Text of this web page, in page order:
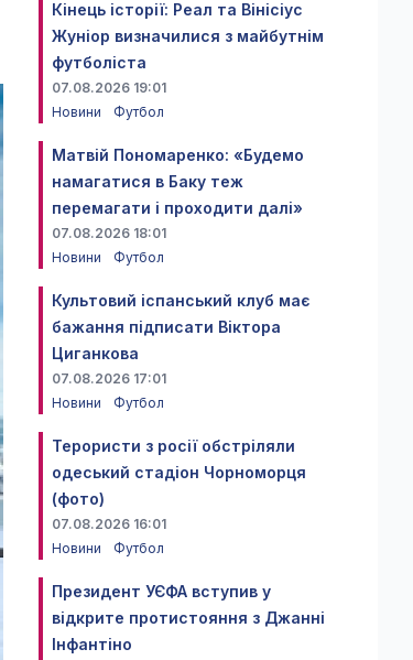
Кінець історії: Реал та Вінісіус
Жуніор визначилися з майбутнім
футболіста
07.08.2026 19:01
Новини
Футбол
Матвій Пономаренко: «Будемо
намагатися в Баку теж
перемагати і проходити далі»
07.08.2026 18:01
Новини
Футбол
Культовий іспанський клуб має
бажання підписати Віктора
Циганкова
07.08.2026 17:01
Новини
Футбол
Терористи з росії обстріляли
одеський стадіон Чорноморця
(фото)
07.08.2026 16:01
Новини
Футбол
Президент УЄФА вступив у
відкрите протистояння з Джанні
Інфантіно